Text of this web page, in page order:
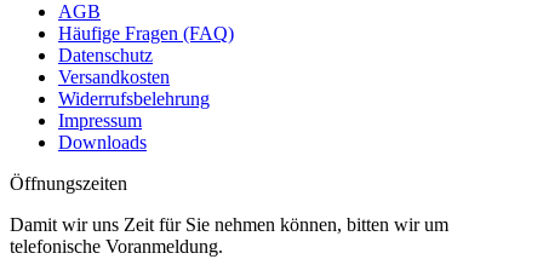
AGB
Häufige Fragen (FAQ)
Datenschutz
Versandkosten
Widerrufsbelehrung
Impressum
Downloads
Öffnungszeiten
Damit wir uns Zeit für Sie nehmen können, bitten wir um
telefonische Voranmeldung.